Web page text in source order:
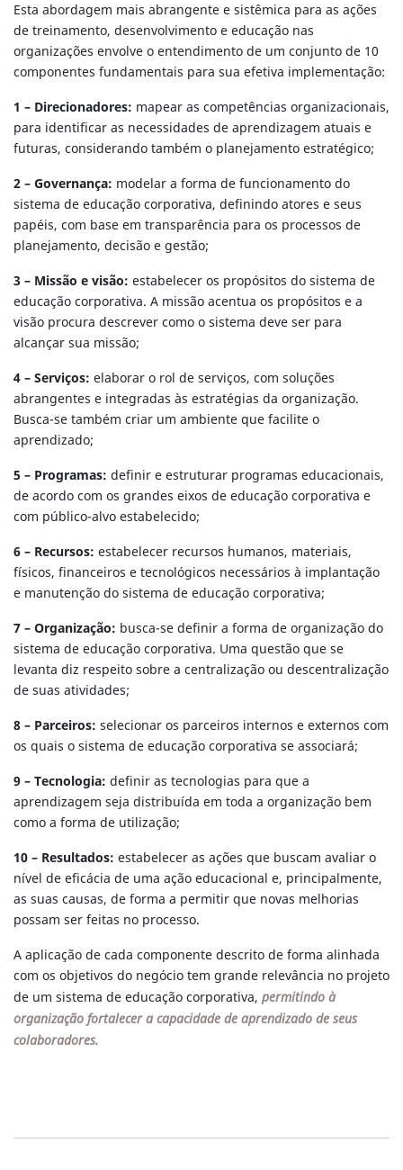
Esta abordagem mais abrangente e sistêmica para as ações
de treinamento, desenvolvimento e educação nas
organizações envolve o entendimento de um conjunto de 10
componentes fundamentais para sua efetiva implementação:
1 – Direcionadores: mapear as competências organizacionais,
para identificar as necessidades de aprendizagem atuais e
futuras, considerando também o planejamento estratégico;
2 – Governança: modelar a forma de funcionamento do
sistema de educação corporativa, definindo atores e seus
papéis, com base em transparência para os processos de
planejamento, decisão e gestão;
3 – Missão e visão: estabelecer os propósitos do sistema de
educação corporativa. A missão acentua os propósitos e a
visão procura descrever como o sistema deve ser para
alcançar sua missão;
4 – Serviços: elaborar o rol de serviços, com soluções
abrangentes e integradas às estratégias da organização.
Busca-se também criar um ambiente que facilite o
aprendizado;
5 – Programas: definir e estruturar programas educacionais,
de acordo com os grandes eixos de educação corporativa e
com público-alvo estabelecido;
6 – Recursos: estabelecer recursos humanos, materiais,
físicos, financeiros e tecnológicos necessários à implantação
e manutenção do sistema de educação corporativa;
7 – Organização: busca-se definir a forma de organização do
sistema de educação corporativa. Uma questão que se
levanta diz respeito sobre a centralização ou descentralização
de suas atividades;
8 – Parceiros: selecionar os parceiros internos e externos com
os quais o sistema de educação corporativa se associará;
9 – Tecnologia: definir as tecnologias para que a
aprendizagem seja distribuída em toda a organização bem
como a forma de utilização;
10 – Resultados: estabelecer as ações que buscam avaliar o
nível de eficácia de uma ação educacional e, principalmente,
as suas causas, de forma a permitir que novas melhorias
possam ser feitas no processo.
A aplicação de cada componente descrito de forma alinhada
com os objetivos do negócio tem grande relevância no projeto
de um sistema de educação corporativa, permitindo à
organização fortalecer a capacidade de aprendizado de seus
colaboradores.